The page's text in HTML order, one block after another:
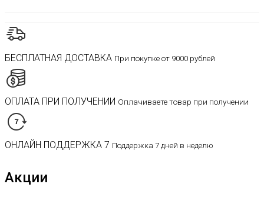
БЕСПЛАТНАЯ ДОСТАВКА При покупке от 9000 рублей
ОПЛАТА ПРИ ПОЛУЧЕНИИ Оплачиваете товар при получении
ОНЛАЙН ПОДДЕРЖКА 7 Поддержка 7 дней в неделю
Акции